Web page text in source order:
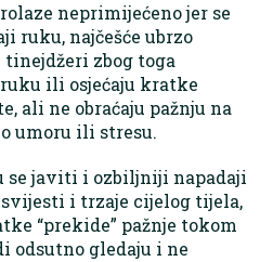
neprimijećeno jer se
ruku, najčešće ubrzo
zbog toga
ili osjećaju kratke
ali ne obraćaju pažnju na
umoru ili stresu.
se javiti i ozbiljniji napadaji
i trzaje cijelog tijela,
“prekide” pažnje tokom
odsutno gledaju i ne